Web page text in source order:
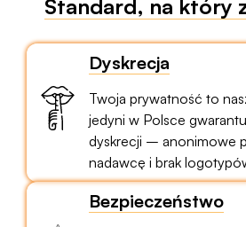
Standard, na który
Dyskrecja
Twoja prywatność to
jedyni w Polsce
dyskrecji – anonimowe
nadawcę i brak
Bezpieczeństwo